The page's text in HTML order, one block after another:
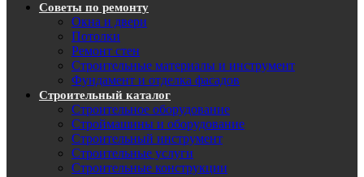
Советы по ремонту
Окна и двери
Потолки
Ремонт стен
Строительные материалы и инструмент
Фундамент и отделка фасадов
Строительный каталог
Строительное оборудование
Строймашины и оборудование
Строительный инструмент
Строительные услуги
Строительные конструкции